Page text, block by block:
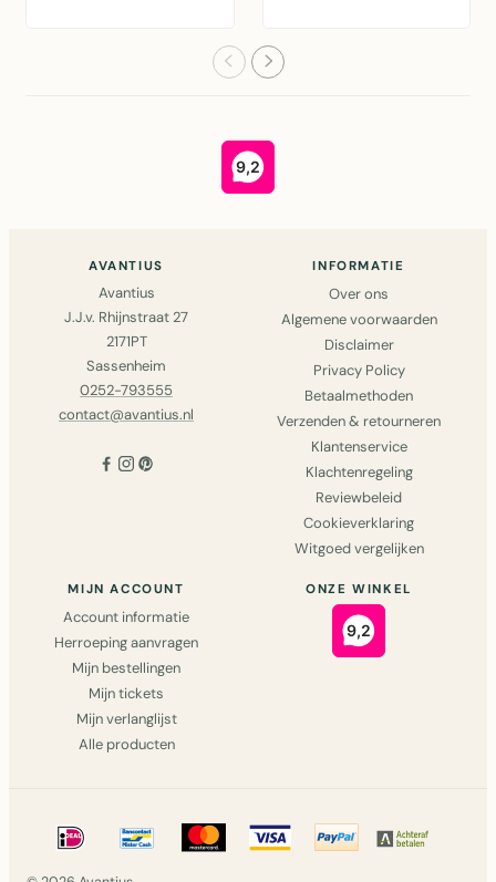
AVANTIUS
Avantius
J.J.v. Rhijnstraat 27
2171PT
Sassenheim
0252-793555
contact@avantius.nl
INFORMATIE
Over ons
Algemene voorwaarden
Disclaimer
Privacy Policy
Betaalmethoden
Verzenden & retourneren
Klantenservice
Klachtenregeling
Reviewbeleid
Cookieverklaring
Witgoed vergelijken
MIJN ACCOUNT
Account informatie
Herroeping aanvragen
Mijn bestellingen
Mijn tickets
Mijn verlanglijst
Alle producten
ONZE WINKEL